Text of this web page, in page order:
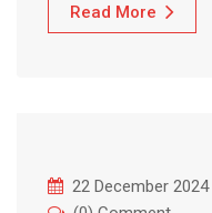
Read More
22 December 2024